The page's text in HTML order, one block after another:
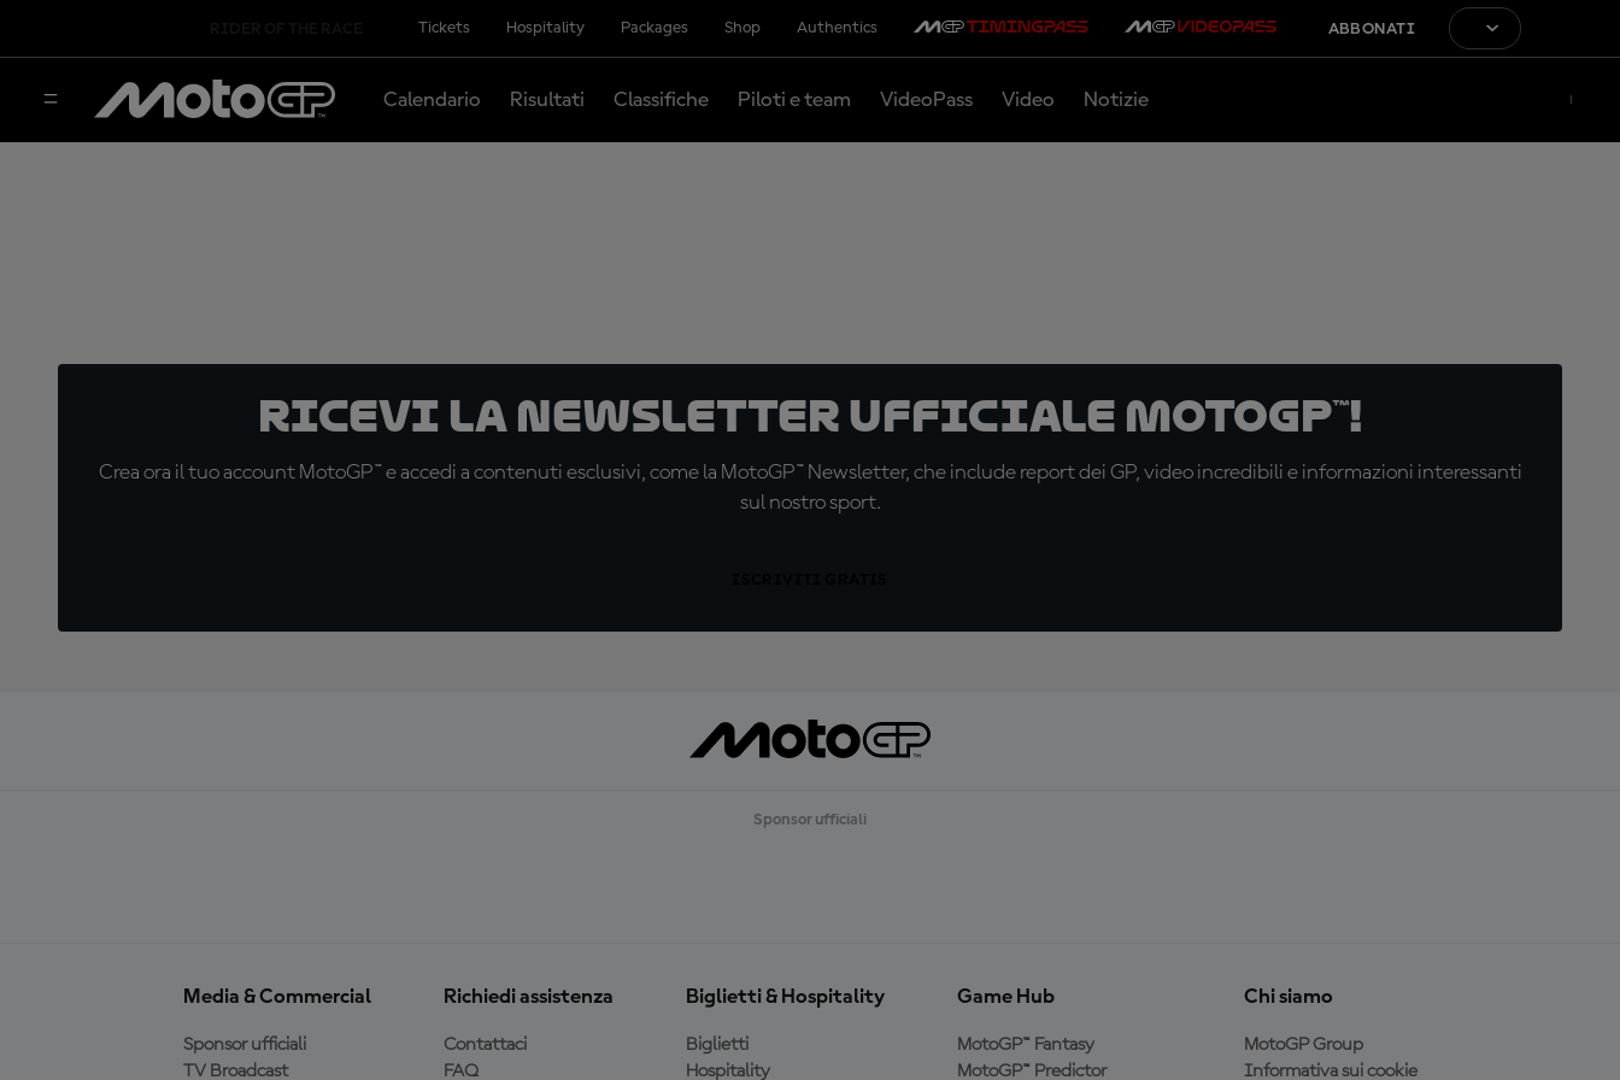
Tickets Hospitality Packages Shop Authentics ABBONATI
Calendario Risultati Classifiche Piloti e team VideoPass Video Notizie
Ricevi la newsletter ufficiale MotoGP™!
Crea ora il tuo account MotoGP™ e accedi a contenuti esclusivi, come la MotoGP™ Newsletter, che include report dei GP, video incredibili e informazioni interessanti
sul nostro sport.
Sponsor ufficiali
Media & Commercial
Sponsor ufficiali
TV Broadcast
Richiedi assistenza
Contattaci
FAQ
Biglietti & Hospitality
Biglietti
Hospitality
Game Hub
MotoGP™ Fantasy
MotoGP™ Predictor
Chi siamo
MotoGP Group
Informativa sui cookie